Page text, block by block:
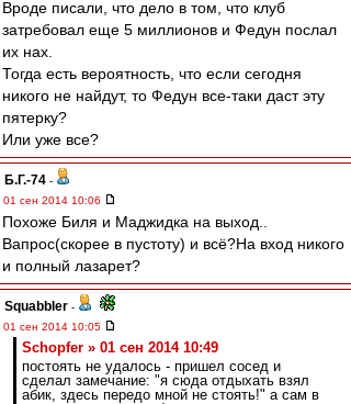
Вроде писали, что дело в том, что клуб
затребовал еще 5 миллионов и Федун послал
их нах.
Тогда есть вероятность, что если сегодня
никого не найдут, то Федун все-таки даст эту
пятерку?
Или уже все?
Б.Г.-74 -
01 сен 2014 10:06
Похоже Биля и Маджидка на выход..
Вапрос(скорее в пустоту) и всё?На вход никого
и полный лазарет?
Squabbler -
01 сен 2014 10:05
Schopfer » 01 сен 2014 10:49
постоять не удалось - пришел сосед и
сделал замечание: "я сюда отдыхать взял
абик, здесь передо мной не стоять!" а сам в